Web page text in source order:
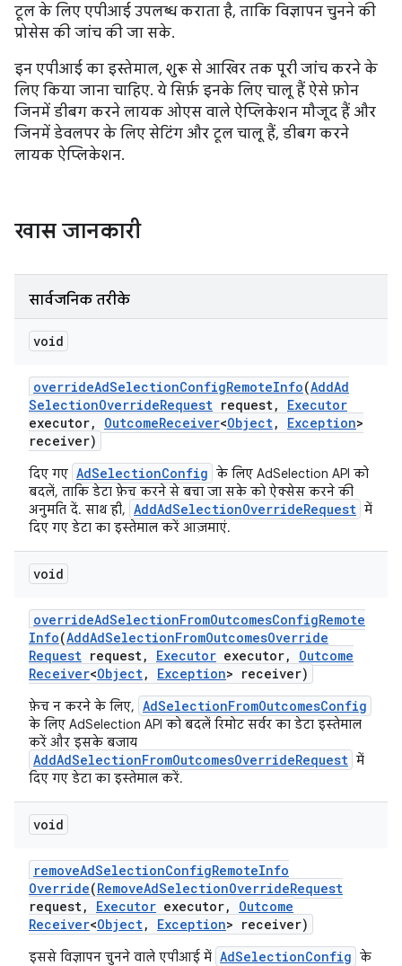
टूल के लिए एपीआई उपलब्ध कराता है, ताकि विज्ञापन चुनने की
प्रोसेस की जांच की जा सके.
इन एपीआई का इस्तेमाल, शुरू से आखिर तक पूरी जांच करने के
लिए किया जाना चाहिए. ये सिर्फ़ इनके लिए चालू हैं ऐसे फ़ोन
जिनमें डीबग करने लायक ओएस वाले ऐप्लिकेशन मौजूद हैं और
जिनमें डेवलपर के लिए सेटिंग और टूल चालू हैं, डीबग करने
लायक ऐप्लिकेशन.
खास जानकारी
सार्वजनिक तरीके
void
overrideAdSelectionConfigRemoteInfo(AddAd
SelectionOverrideRequest request,
Executor
executor, OutcomeReceiver<Object, Exception>
receiver)
दिए गए AdSelectionConfig के लिए AdSelection API को
बदलें, ताकि डेटा फ़ेच करने से बचा जा सके को ऐक्सेस करने की
अनुमति दें. साथ ही, AddAdSelectionOverrideRequest में
दिए गए डेटा का इस्तेमाल करें आज़माएं.
void
overrideAdSelectionFromOutcomesConfigRemote
Info(AddAdSelectionFromOutcomesOverride
Request request, Executor executor,
Outcome
Receiver<Object, Exception> receiver)
फ़ेच न करने के लिए, AdSelectionFromOutcomesConfig
के लिए AdSelection API को बदलें रिमोट सर्वर का डेटा इस्तेमाल
करें और इसके बजाय
AddAdSelectionFromOutcomesOverrideRequest में
दिए गए डेटा का इस्तेमाल करें.
void
removeAdSelectionConfigRemoteInfo
Override(RemoveAdSelectionOverrideRequest
request, Executor executor,
Outcome
Receiver<Object, Exception> receiver)
इससे विज्ञापन चुनने वाले एपीआई में AdSelectionConfig के